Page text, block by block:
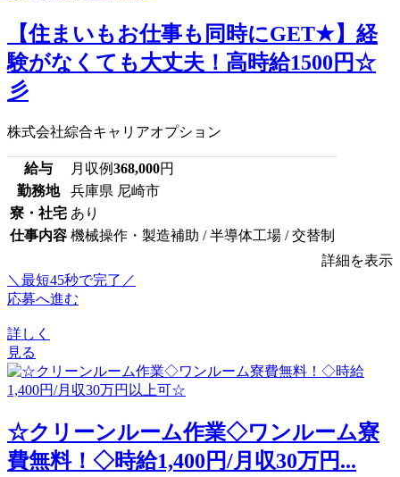
【住まいもお仕事も同時にGET★】経
験がなくても大丈夫！高時給1500円☆
彡
株式会社綜合キャリアオプション
給与 月収例368,000円
勤務地
兵庫県 尼崎市
寮・社宅 あり
仕事内容 機械操作・製造補助 / 半導体工場 / 交替制
詳細を表示
＼最短45秒で完了／
応募へ進む
詳しく
見る
☆クリーンルーム作業◇ワンルーム寮
費無料！◇時給1,400円/月収30万円...